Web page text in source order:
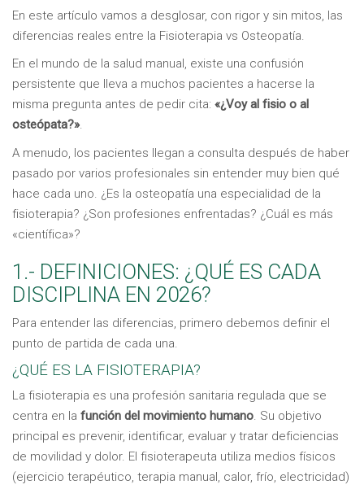
En este artículo vamos a desglosar, con rigor y sin mitos, las
diferencias reales entre la Fisioterapia vs Osteopatía.
En el mundo de la salud manual, existe una confusión
persistente que lleva a muchos pacientes a hacerse la
misma pregunta antes de pedir cita: «¿Voy al fisio o al
osteópata?».
A menudo, los pacientes llegan a consulta después de haber
pasado por varios profesionales sin entender muy bien qué
hace cada uno. ¿Es la osteopatía una especialidad de la
fisioterapia? ¿Son profesiones enfrentadas? ¿Cuál es más
«científica»?
1.- DEFINICIONES: ¿QUÉ ES CADA
DISCIPLINA EN 2026?
Para entender las diferencias, primero debemos definir el
punto de partida de cada una.
¿QUÉ ES LA FISIOTERAPIA?
La fisioterapia es una profesión sanitaria regulada que se
centra en la función del movimiento humano. Su objetivo
principal es prevenir, identificar, evaluar y tratar deficiencias
de movilidad y dolor. El fisioterapeuta utiliza medios físicos
(ejercicio terapéutico, terapia manual, calor, frío, electricidad)